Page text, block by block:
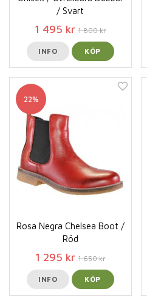
/ Svart
1 495 kr 1 800 kr
INFO KÖP
22%
Rosa Negra Chelsea Boot /
Röd
1 295 kr 1 650 kr
INFO KÖP